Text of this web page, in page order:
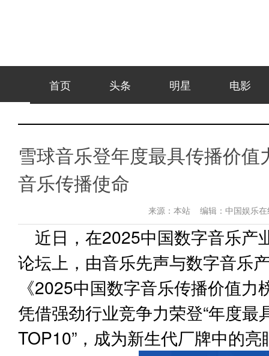
首页 头条 明星 电影
雪球音乐登年度最具传播价
音乐传播使命​
来源： 本站 编辑： 中国娱乐
近日，在2025中国数字音乐产
论坛上，由音乐先声与数字音乐
《2025中国数字音乐传播价值
凭借强劲行业竞争力荣登“年度最
TOP10”，成为新生代厂牌中的亮